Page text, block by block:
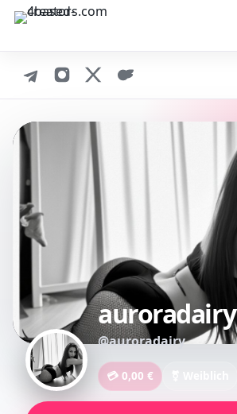
auroradairy
@auroradairy
💳 0,00 €